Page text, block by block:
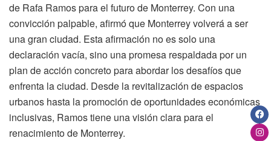
de Rafa Ramos para el futuro de Monterrey. Con una
convicción palpable, afirmó que Monterrey volverá a ser
una gran ciudad. Esta afirmación no es solo una
declaración vacía, sino una promesa respaldada por un
plan de acción concreto para abordar los desafíos que
enfrenta la ciudad. Desde la revitalización de espacios
urbanos hasta la promoción de oportunidades económicas
inclusivas, Ramos tiene una visión clara para el
renacimiento de Monterrey.